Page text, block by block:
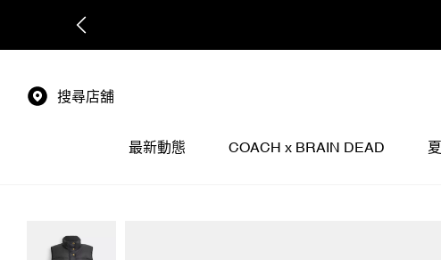
搜尋店舖
最新動態 COACH x BRAIN DEAD